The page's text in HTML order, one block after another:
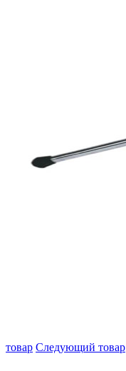
товар Следующий товар